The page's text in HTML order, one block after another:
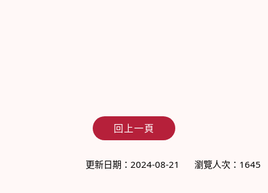
回上一頁
更新日期：2024-08-21 瀏覽人次：1645